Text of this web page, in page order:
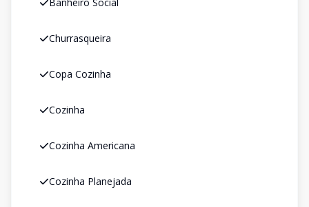
Churrasqueira
Copa Cozinha
Cozinha
Cozinha Americana
Cozinha Planejada